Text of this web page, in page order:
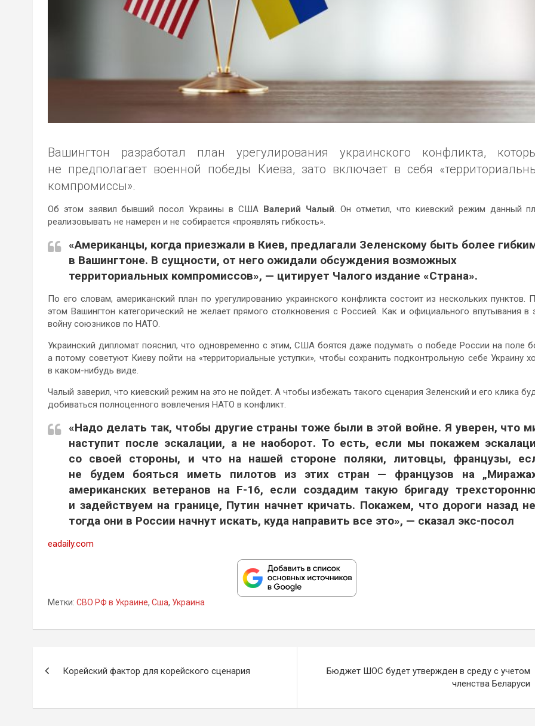
Вашингтон разработал план урегулирования украинского конфликта,
не предполагает военной победы Киева, зато включает в себя
компромиссы».
Об этом заявил бывший посол Украины в США Валерий Чалый. Он отметил, что киевский режим данный
реализовывать не намерен и не собирается «проявлять гибкость».
«Американцы, когда приезжали в Киев, предлагали Зеленскому быть более
в Вашингтоне. В сущности, от него ожидали обсуждения возможных
территориальных компромиссов», — цитирует Чалого издание «Страна».
По его словам, американский план по урегулированию украинского конфликта состоит из нескольких пунктов.
этом Вашингтон категорический не желает прямого столкновения с Россией. Как и официального впутывания в
войну союзников по НАТО.
Украинский дипломат пояснил, что одновременно с этим, США боятся даже подумать о победе России на поле
а потому советуют Киеву пойти на «территориальные уступки», чтобы сохранить подконтрольную себе Украину
в каком-нибудь виде.
Чалый заверил, что киевский режим на это не пойдет. А чтобы избежать такого сценария Зеленский и его клика
добиваться полноценного вовлечения НАТО в конфликт.
«Надо делать так, чтобы другие страны тоже были в этой войне. Я уверен, что
наступит после эскалации, а не наоборот. То есть, если мы покажем
со своей стороны, и что на нашей стороне поляки, литовцы, французы,
не будем бояться иметь пилотов из этих стран — французов на
американских ветеранов на F-16, если создадим такую бригаду
и задействуем на границе, Путин начнет кричать. Покажем, что дороги назад
тогда они в России начнут искать, куда направить все это», — сказал экс-посол
eadaily.com
Метки: СВО РФ в Украине, Сша, Украина
записям
Корейский фактор для корейского сценария
Бюджет ШОС будет утвержден в среду с учетом
членства Беларуси